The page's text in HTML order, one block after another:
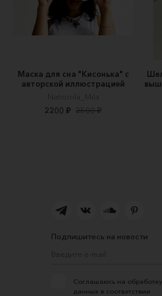
Маска для сна "Кисонька" с
авторской иллюстрацией
Natvorila_Mila
2200 ₽ 2500 ₽
Подпишитесь на новости
Соглашаюсь на
данных в соответствии